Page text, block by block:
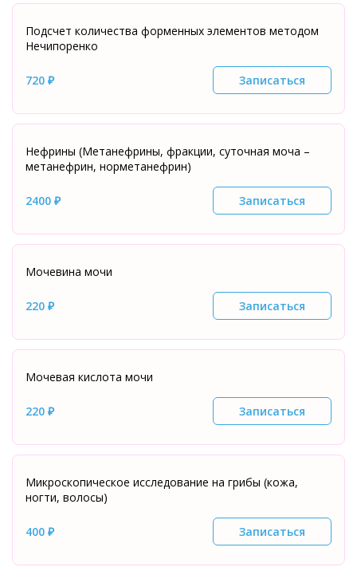
Подсчет количества форменных элементов методом
Нечипоренко
720 ₽ Записаться
Нефрины (Метанефрины, фракции, суточная моча –
метанефрин, норметанефрин)
2400 ₽ Записаться
Мочевина мочи
220 ₽ Записаться
Мочевая кислота мочи
220 ₽ Записаться
Микроскопическое исследование на грибы (кожа,
ногти, волосы)
400 ₽ Записаться